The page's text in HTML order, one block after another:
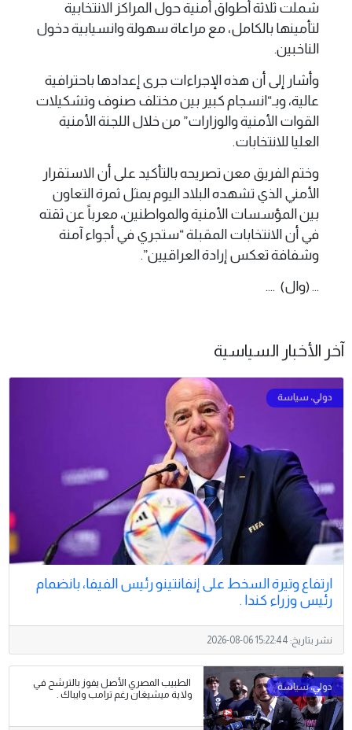
شملت ثلاثة أطواق أمنية حول المراكز الانتخابية
لتأمينها بالكامل، مع مراعاة سهولة وانسيابية دخول
الناخبين.
وأشار إلى أن هذه الإجراءات جرى إعدادها باحترافية
عالية، وبـ“انسجام كبير بين مختلف صنوف وتشكيلات
القوات الأمنية والوزارات” من خلال اللجنة الأمنية
العليا للانتخابات.
وختم الفريق معن تصريحه بالتأكيد على أن الاستقرار
الأمني الذي تشهده البلاد اليوم يمثل ثمرة التعاون
بين المؤسسات الأمنية والمواطنين، معرباً عن ثقته
في أن الانتخابات المقبلة “ستجري في أجواء آمنة
وشفافة تعكس إرادة العراقيين”.
... (وال) ....
آخر الأخبار السياسية
ارتفاع وتيرة السخط على إنفانتينو رئيس الفيفا، بانضمام
رئيس وزراء كندا .
نشر بتاريخ: 2026-08-06 15:22:44
الطبيب المصري الأصل يفوز بالترشح في
ولاية ميشيغان رغم ترامب وايباك .